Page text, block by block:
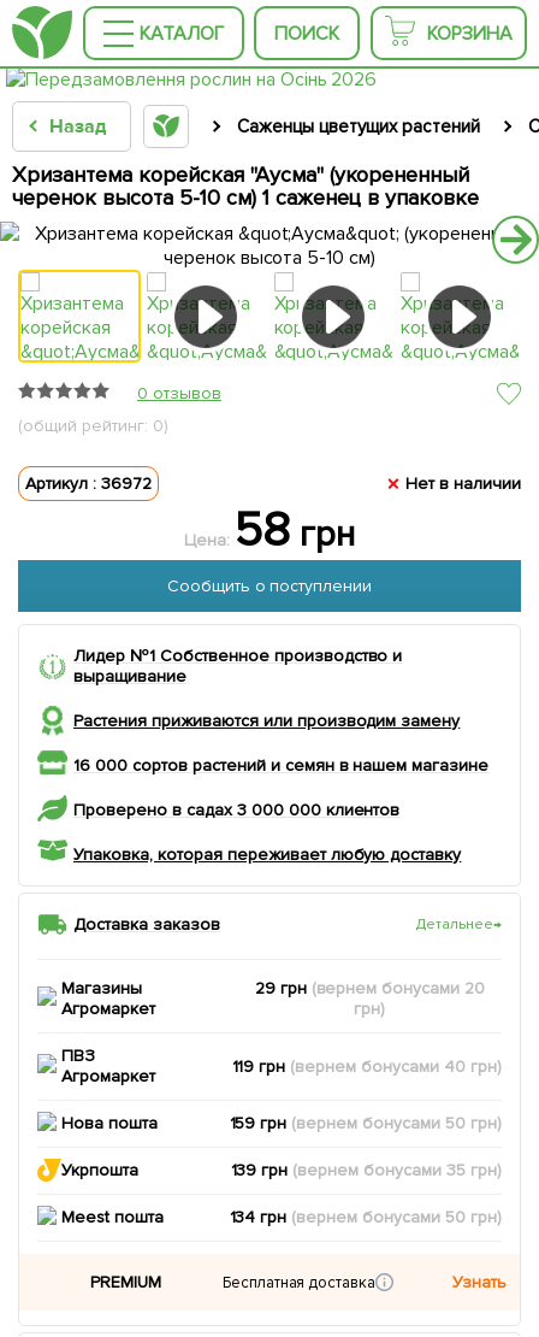
КАТАЛОГ ПОИСК КОРЗИНА
Назад Саженцы цветущих растений
Хризантема корейская "Аусма" (укорененный
черенок высота 5-10 см) 1 саженец в упаковке
0 отзывов
(общий рейтинг: 0)
Артикул : 36972 Нет в наличии
Цена: 58грн
Сообщить о поступлении
Лидер №1 Собственное производство и
выращивание
Растения приживаются или производим замену
16 000 сортов растений и семян в нашем магазине
Проверено в садах 3 000 000 клиентов
Упаковка, которая переживает любую доставку
Доставка заказов Детальнее→
Магазины
Агромаркет
29 грн (вернем бонусами 20
грн)
ПВЗ
Агромаркет
119 грн (вернем бонусами 40 грн)
Нова пошта 159 грн (вернем бонусами 50 грн)
Укрпошта 139 грн (вернем бонусами35 грн)
Meest пошта 134 грн (вернем бонусами 50 грн)
PREMIUM Бесплатная доставка Узнать